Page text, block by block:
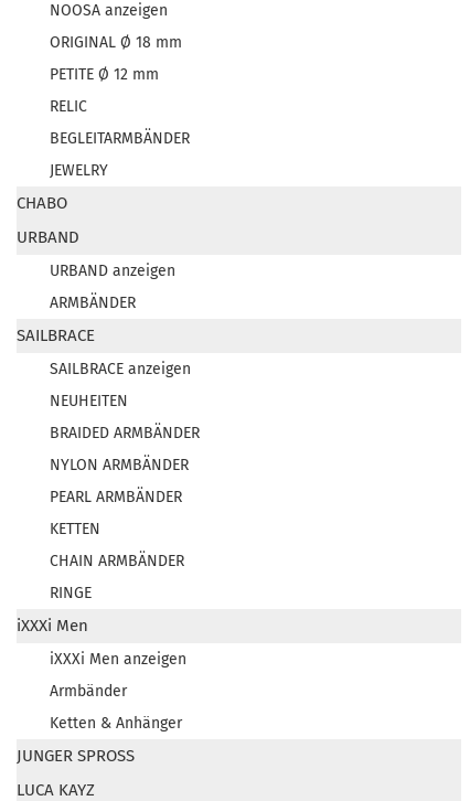
NOOSA anzeigen
ORIGINAL Ø 18 mm
PETITE Ø 12 mm
RELIC
BEGLEITARMBÄNDER
JEWELRY
CHABO
URBAND
URBAND anzeigen
ARMBÄNDER
SAILBRACE
SAILBRACE anzeigen
NEUHEITEN
BRAIDED ARMBÄNDER
NYLON ARMBÄNDER
PEARL ARMBÄNDER
KETTEN
CHAIN ARMBÄNDER
RINGE
iXXXi Men
iXXXi Men anzeigen
Armbänder
Ketten & Anhänger
JUNGER SPROSS
LUCA KAYZ